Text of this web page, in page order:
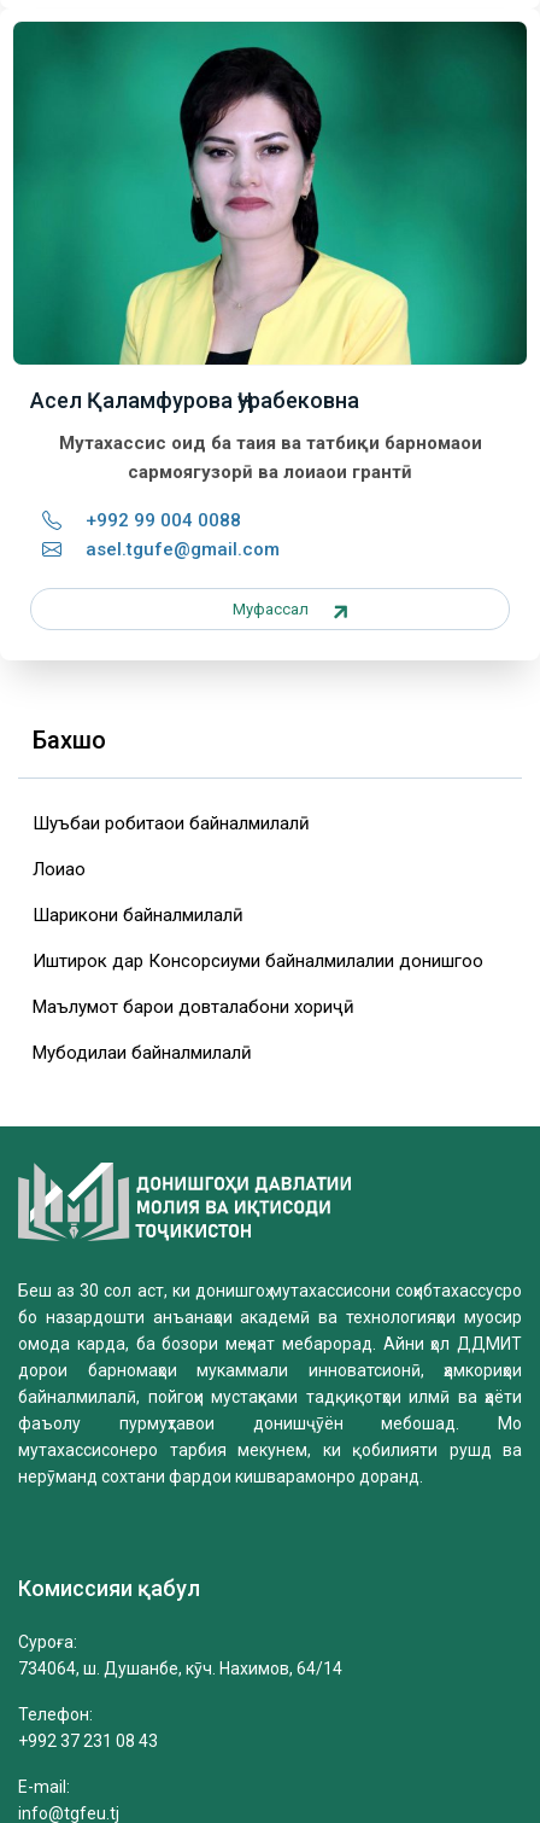
Асел Қаламфурова Ҷурабековна
Мутахассис оид ба таҳия ва татбиқи барномаҳои
сармоягузорӣ ва лоиаҳои грантӣ
+992 99 004 0088
asel.tgufe@gmail.com
Муфассал
Бахшҳо
Шуъбаи робитаҳои байналмилалӣ
Лоиҳаҳо
Шарикони байналмилалӣ
Иштирок дар Консорсиуми байналмилалии донишгоҳҳо
Маълумот барои довталабони хориҷӣ
Мубодилаи байналмилалӣ
Беш аз 30 сол аст, ки донишгоҳ мутахассисони соҳибтахассусро
бо назардошти анъанаҳои академӣ ва технологияҳои муосир
омода карда, ба бозори меҳнат мебарорад. Айни ҳол ДДМИТ
дорои барномаҳои мукаммали инноватсионӣ, ҳамкориҳои
байналмилалӣ, пойгоҳи мустаҳками тадқиқотҳои илмӣ ва ҳаёти
фаъолу пурмуҳтавои донишҷӯён мебошад. Мо
мутахассисонеро тарбия мекунем, ки қобилияти рушд ва
нерӯманд сохтани фардои кишварамонро доранд.
Комиссияи қабул
Суроға:
734064, ш. Душанбе, кӯч. Нахимов, 64/14
Телефон:
+992 37 231 08 43
E-mail:
info@tgfeu.tj